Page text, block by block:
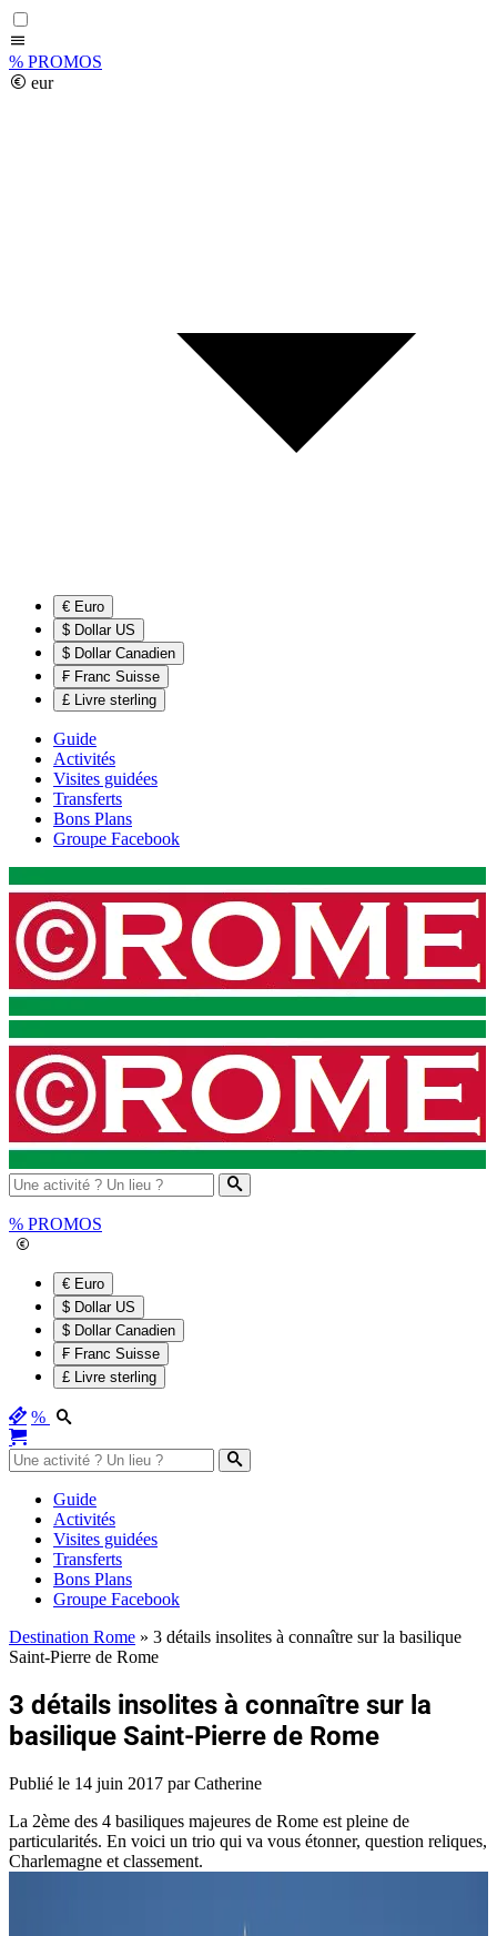
% PROMOS
eur
€ Euro
$ Dollar US
$ Dollar Canadien
₣ Franc Suisse
£ Livre sterling
Guide
Activités
Visites guidées
Transferts
Bons Plans
Groupe Facebook
% PROMOS
€ Euro
$ Dollar US
$ Dollar Canadien
₣ Franc Suisse
£ Livre sterling
%
Guide
Activités
Visites guidées
Transferts
Bons Plans
Groupe Facebook
Destination Rome » 3 détails insolites à connaître sur la basilique
Saint-Pierre de Rome
3 détails insolites à connaître sur la
basilique Saint-Pierre de Rome
Publié le 14 juin 2017 par Catherine
La 2ème des 4 basiliques majeures de Rome est pleine de
particularités. En voici un trio qui va vous étonner, question reliques,
Charlemagne et classement.